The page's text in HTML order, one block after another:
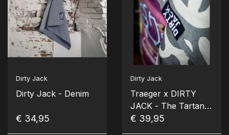
Dirty Jack
Dirty Jack - Denim
€ 34,95
Dirty Jack
Traeger x DIRTY
JACK - The Tartan
(Kookdoek Limited
€ 39,95